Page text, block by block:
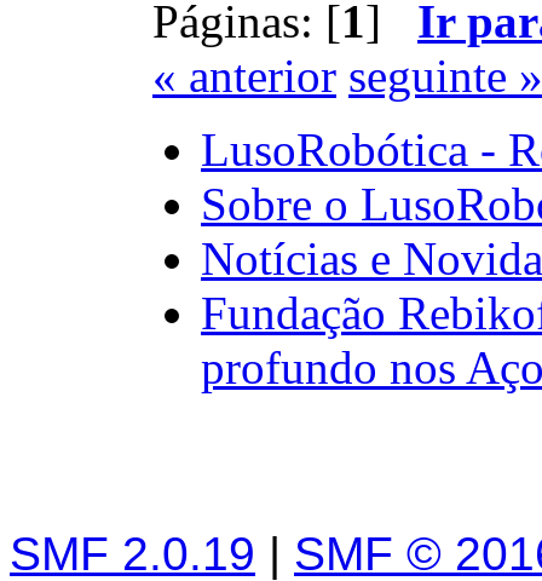
Páginas: [1] Ir
« anterior seguinte »
LusoRobótica -
Sobre o
Notícias e
Fundação
profundo nos
SMF 2.0.19 | SMF ©